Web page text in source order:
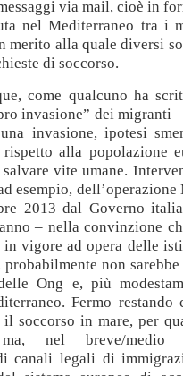
via mail, cioè in
nel Mediterraneo tra i
merito alla quale diversi
di soccorso.
come qualcuno ha
invasione” dei migranti –
invasione, ipotesi
alla popolazione
vite umane.
esempio, dell’operazione
2013 dal Governo
– nella convinzione
in vigore ad opera delle
non sarebbe
Ong e, più
Fermo restando
soccorso in mare, per
nel breve/medio
canali legali di